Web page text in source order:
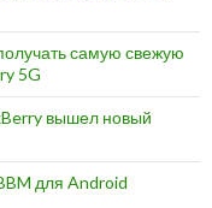
самую свежую
5G
вышел новый
для Android